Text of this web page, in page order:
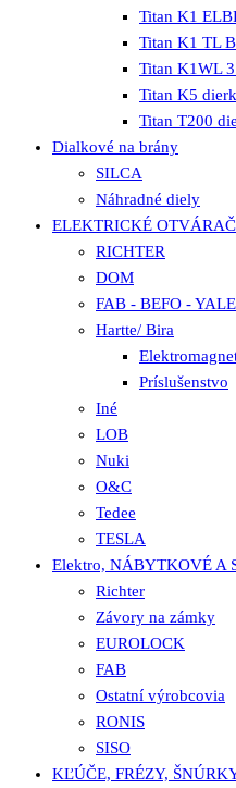
Titan K1
Titan K1 TL
Titan K1WL
Titan K5
Titan T200
Dialkové na brány
SILCA
Náhradné diely
ELEKTRICKÉ
RICHTER
DOM
FAB - BEFO - YALE
Hartte/ Bira
Príslušenstvo
Iné
LOB
Nuki
O&C
Tedee
TESLA
Elektro, NÁBYTKOVÉ A
Richter
Závory na zámky
EUROLOCK
FAB
Ostatní výrobcovia
RONIS
SISO
KĽÚČE, FRÉZY,